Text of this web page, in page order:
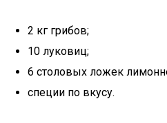
2 кг грибов;
10 луковиц;
6 столовых ложек
специи по вкусу.